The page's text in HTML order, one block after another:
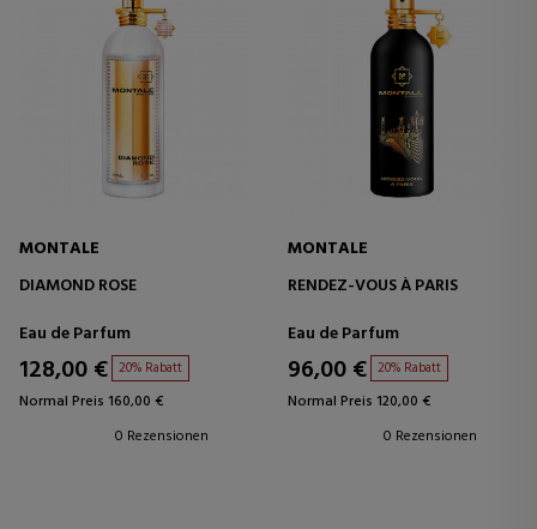
MONTALE
DIAMOND ROSE
Eau de Parfum
128,00 € 20% Rabatt
Normal Preis 160,00 €
0 Rezensionen
MONTALE
RENDEZ-VOUS À PARIS
Eau de Parfum
96,00 € 20% Rabatt
Normal Preis 120,00 €
0 Rezensionen